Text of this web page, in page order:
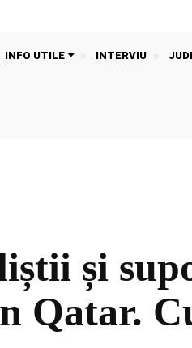
INFO UTILE INTERVIU
și
Qatar.